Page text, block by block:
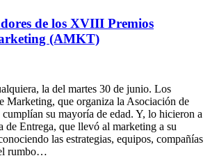
de los XVIII Premios
(AMKT)
la del martes 30 de junio. Los
Marketing, que organiza la Asociación de
su mayoría de edad. Y, lo hicieron a
de Entrega, que llevó al marketing a su
las estrategias, equipos, compañías
rumbo…